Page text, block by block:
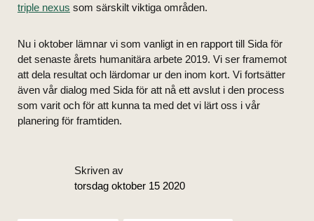
triple nexus som särskilt viktiga områden.
Nu i oktober lämnar vi som vanligt in en rapport till Sida för
det senaste årets humanitära arbete 2019. Vi ser framemot
att dela resultat och lärdomar ur den inom kort. Vi fortsätter
även vår dialog med Sida för att nå ett avslut i den process
som varit och för att kunna ta med det vi lärt oss i vår
planering för framtiden.
Skriven av
torsdag oktober 15 2020